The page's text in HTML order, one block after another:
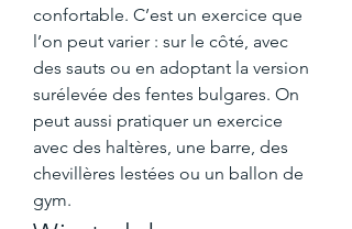
confortable. C’est un exercice que
l’on peut varier : sur le côté, avec
des sauts ou en adoptant la version
surélevée des fentes bulgares. On
peut aussi pratiquer un exercice
avec des haltères, une barre, des
chevillères lestées ou un ballon de
gym.